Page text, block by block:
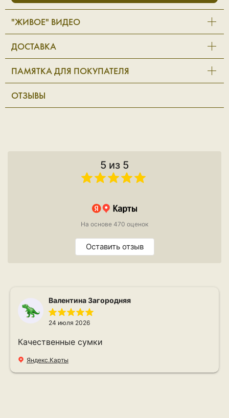
"ЖИВОЕ" ВИДЕО
ДОСТАВКА
ПАМЯТКА ДЛЯ ПОКУПАТЕЛЯ
ОТЗЫВЫ
5 из 5
На основе 470 оценок
Оставить отзыв
Валентина Загородняя
24 июля 2026
Качественные сумки
Яндекс.Карты